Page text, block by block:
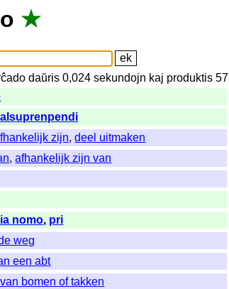
★
daŭris 0,024sekundojn kaj produktis 57
zijn,deel uitmaken
,afhankelijk zijn van
nomo, pri
weg
een abt
bomen of takken